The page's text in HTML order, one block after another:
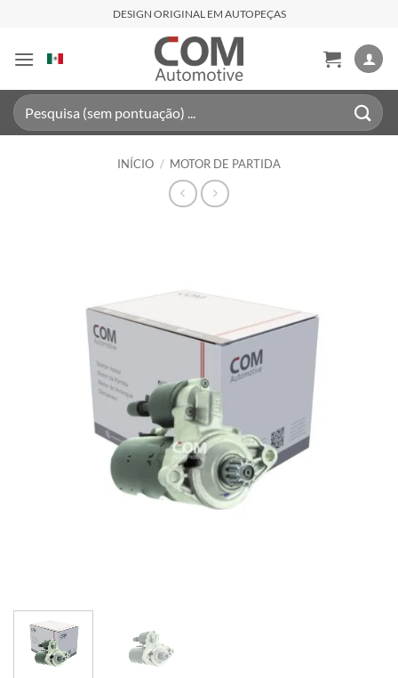
content
DESIGN ORIGINAL EM AUTOPEÇAS
Pesquisar
por:
INÍCIO / MOTOR DE PARTIDA